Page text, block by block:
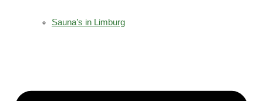
Sauna’s in Limburg